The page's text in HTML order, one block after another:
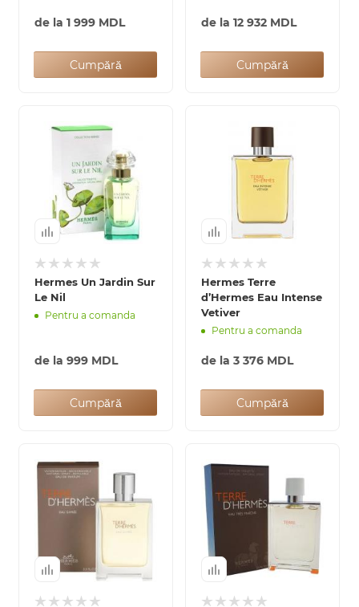
de la 1 999 MDL
Cumpără
de la 12 932 MDL
Cumpără
Hermes Un Jardin Sur
Le Nil
Pentru a comanda
de la 999 MDL
Cumpără
Hermes Terre
d’Hermes Eau Intense
Vetiver
Pentru a comanda
de la 3 376 MDL
Cumpără